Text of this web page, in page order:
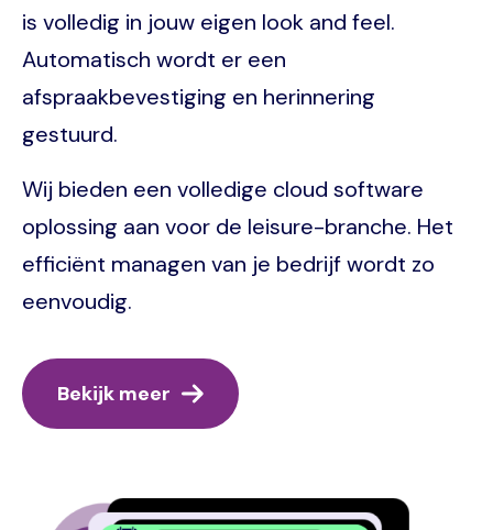
is volledig in jouw eigen look and feel.
Automatisch wordt er een
afspraakbevestiging en herinnering
gestuurd.
Wij bieden een volledige cloud software
oplossing aan voor de leisure-branche. Het
efficiënt managen van je bedrijf wordt zo
eenvoudig.
Bekijk meer